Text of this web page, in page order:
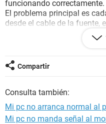
funcionando correctamente.
El problema principal es
desde el cable de la fuente,
simplemente dejando el pc
donde yo resido cortan la
enchufarlo y luego esperar
recién encienda
Compartir
Consulta también:
Mi pc no arranca normal al
Mi pc no manda señal al